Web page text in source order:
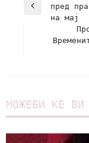
пред
на мај
МОЖЕБИ ЌЕ ВИ